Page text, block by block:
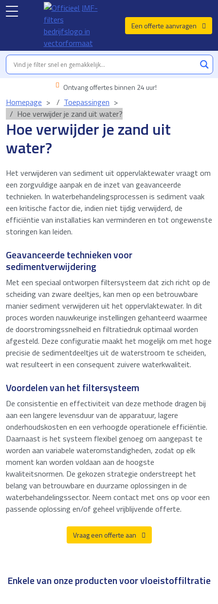
Een offerte aanvragen
Ontvang offertes binnen 24 uur!
Homepage
Toepassingen
Hoe verwijder je zand uit water?
Hoe verwijder je zand uit
water?
Het verwijderen van sediment uit oppervlaktewater vraagt om
een zorgvuldige aanpak en de inzet van geavanceerde
technieken. In waterbehandelingsprocessen is sediment vaak
een kritische factor die, indien niet tijdig verwijderd, de
efficiëntie van installaties kan verminderen en tot ongewenste
storingen kan leiden.
Geavanceerde technieken voor
sedimentverwijdering
Met een speciaal ontworpen filtersysteem dat zich richt op de
scheiding van zware deeltjes, kan men op een betrouwbare
manier sediment verwijderen uit het oppervlaktewater. In dit
proces worden nauwkeurige instellingen gehanteerd waarmee
de doorstromingssnelheid en filtratiedruk optimaal worden
afgesteld. Deze configuratie maakt het mogelijk om met hoge
precisie de sedimentdeeltjes uit de waterstroom te scheiden,
wat resulteert in een consequent zuivere waterkwaliteit.
Voordelen van het filtersysteem
De consistentie en effectiviteit van deze methode dragen bij
aan een langere levensduur van de apparatuur, lagere
onderhoudskosten en een verhoogde operationele efficiëntie.
Daarnaast is het systeem flexibel genoeg om aangepast te
worden aan variabele wateromstandigheden, zodat op elk
moment kan worden voldaan aan de hoogste
kwaliteitsnormen. De gekozen strategie onderstreept het
belang van betrouwbare en duurzame oplossingen in de
waterbehandelingssector. Neem contact met ons op voor een
passende oplossing en/of geheel vrijblijvende offerte.
Vraag een offerte aan
Enkele van onze producten voor vloeistoffiltratie